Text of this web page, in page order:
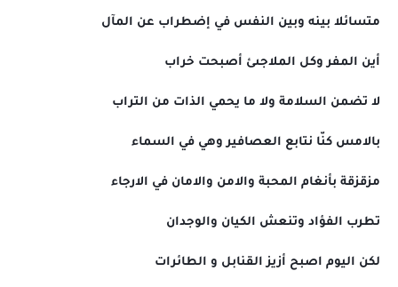
متسائلا بينه وبين النفس في إضطراب عن المآل
أين المفر وكل الملاجىئ أصبحت خراب
لا تضمن السلامة ولا ما يحمي الذات من التراب
بالامس كنّا نتابع العصافير وهي في السماء
مزقزقة بأنغام المحبة والامن والامان في الارجاء
تطرب الفؤاد وتنعش الكيان والوجدان
لكن اليوم اصبح أزيز القنابل و الطائرات